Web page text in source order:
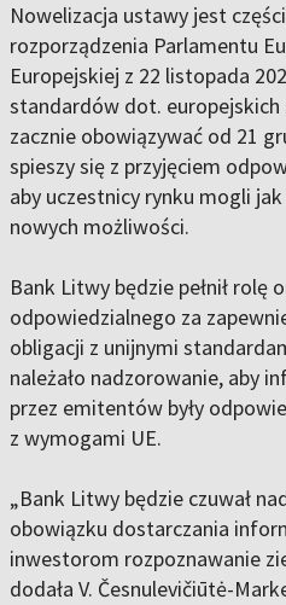
Nowelizacja ustawy jest
rozporządzenia Parlamentu
Europejskiej z 22 listopada
standardów dot.
zacznie obowiązywać od 21
spieszy się z przyjęciem
aby uczestnicy rynku mogli
nowych możliwości.
Bank Litwy będzie pełnił rolę
odpowiedzialnego za
obligacji z unijnymi
należało nadzorowanie, aby
przez emitentów były
z wymogami UE.
„Bank Litwy będzie czuwał
obowiązku dostarczania
inwestorom rozpoznawanie
dodała V. Česnulevičiūtė-